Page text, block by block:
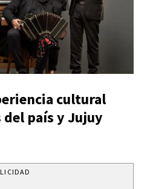
cultural
país y Jujuy